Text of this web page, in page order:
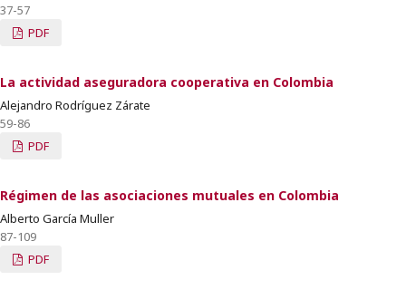
37-57
PDF
La actividad aseguradora cooperativa en Colombia
Alejandro Rodríguez Zárate
59-86
PDF
Régimen de las asociaciones mutuales en Colombia
Alberto García Muller
87-109
PDF